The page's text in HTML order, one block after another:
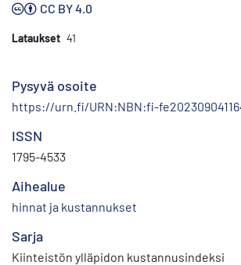
CC BY 4.0
Lataukset 41
Pysyvä osoite
https://urn.fi/URN:NBN:fi-
ISSN
1795-4533
Aihealue
hinnat ja kustannukset
Sarja
Kiinteistön ylläpidon kustannusindeksi